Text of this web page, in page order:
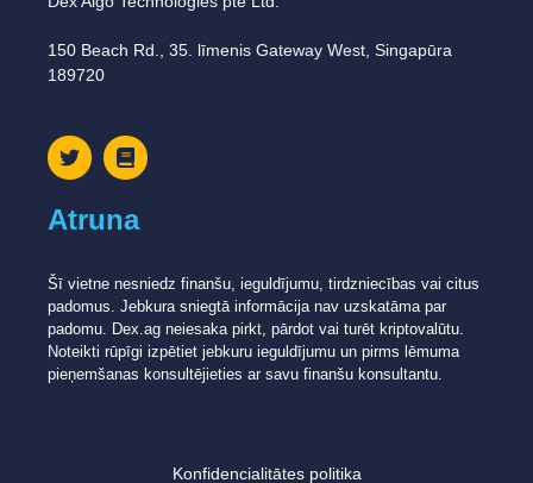
150 Beach Rd., 35. līmenis Gateway West, Singapūra
189720
Atruna
Šī vietne nesniedz finanšu, ieguldījumu, tirdzniecības vai citus
padomus. Jebkura sniegtā informācija nav uzskatāma par
padomu. Dex.ag neiesaka pirkt, pārdot vai turēt kriptovalūtu.
Noteikti rūpīgi izpētiet jebkuru ieguldījumu un pirms lēmuma
pieņemšanas konsultējieties ar savu finanšu konsultantu.
Konfidencialitātes politika